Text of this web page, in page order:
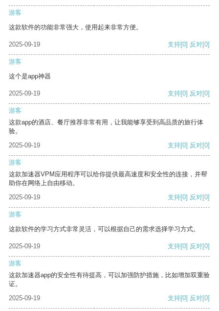
游客
这款软件的功能非常强大，使用起来非常方便。
2025-09-19 支持[0] 反对[0]
游客
这个是app神器
2025-09-19 支持[0] 反对[0]
游客
这款app的酒店、餐厅推荐非常有用，让我能够享受到高品质的旅行体
验。
2025-09-19
支持[0] 反对[0]
游客
这款加速器VPM应用程序可以给你提供最高速度和安全性的连接，并帮
助你在网络上自由移动。
2025-09-19
支持[0] 反对[0]
游客
这款软件的学习方式非常灵活，可以根据自己的需求选择学习方式。
2025-09-19 支持[0] 反对[0]
游客
这款加速器app的安全性有待提高，可以加强防护措施，比如增加双重验
证。
2025-09-19
支持[0] 反对[0]